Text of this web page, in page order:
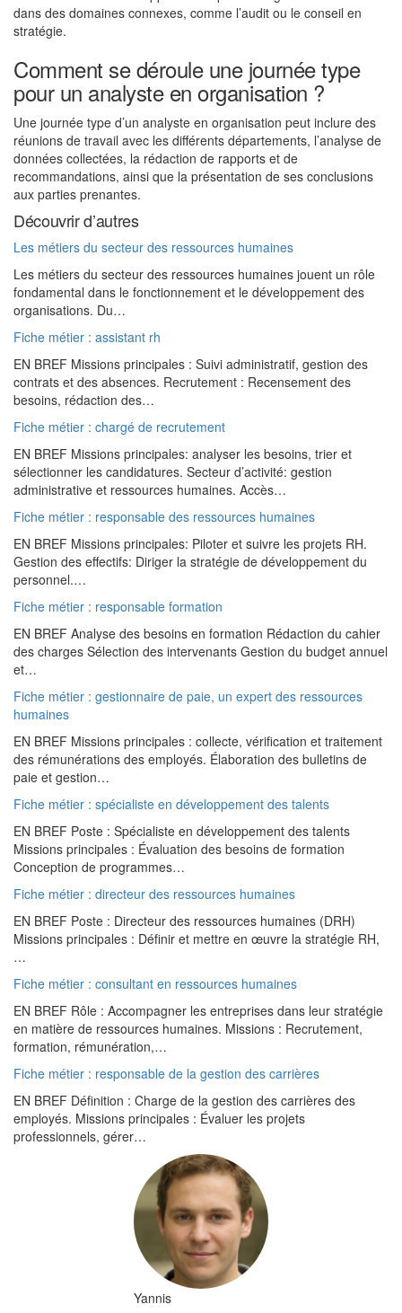
dans des domaines connexes, comme l’audit ou le conseil en
stratégie.
Comment se déroule une journée type
pour un analyste en organisation ?
Une journée type d’un analyste en organisation peut inclure des
réunions de travail avec les différents départements, l’analyse de
données collectées, la rédaction de rapports et de
recommandations, ainsi que la présentation de ses conclusions
aux parties prenantes.
Découvrir d’autres
Les métiers du secteur des ressources humaines
Les métiers du secteur des ressources humaines jouent un rôle
fondamental dans le fonctionnement et le développement des
organisations. Du…
Fiche métier : assistant rh
EN BREF Missions principales : Suivi administratif, gestion des
contrats et des absences. Recrutement : Recensement des
besoins, rédaction des…
Fiche métier : chargé de recrutement
EN BREF Missions principales: analyser les besoins, trier et
sélectionner les candidatures. Secteur d’activité: gestion
administrative et ressources humaines. Accès…
Fiche métier : responsable des ressources humaines
EN BREF Missions principales: Piloter et suivre les projets RH.
Gestion des effectifs: Diriger la stratégie de développement du
personnel.…
Fiche métier : responsable formation
EN BREF Analyse des besoins en formation Rédaction du cahier
des charges Sélection des intervenants Gestion du budget annuel
et…
Fiche métier : gestionnaire de paie, un expert des ressources
humaines
EN BREF Missions principales : collecte, vérification et traitement
des rémunérations des employés. Élaboration des bulletins de
paie et gestion…
Fiche métier : spécialiste en développement des talents
EN BREF Poste : Spécialiste en développement des talents
Missions principales : Évaluation des besoins de formation
Conception de programmes…
Fiche métier : directeur des ressources humaines
EN BREF Poste : Directeur des ressources humaines (DRH)
Missions principales : Définir et mettre en œuvre la stratégie RH,
…
Fiche métier : consultant en ressources humaines
EN BREF Rôle : Accompagner les entreprises dans leur stratégie
en matière de ressources humaines. Missions : Recrutement,
formation, rémunération,…
Fiche métier : responsable de la gestion des carrières
EN BREF Définition : Charge de la gestion des carrières des
employés. Missions principales : Évaluer les projets
professionnels, gérer…
Yannis